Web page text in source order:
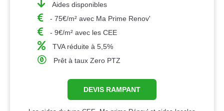
Aides disponibles
- 75€/m² avec Ma Prime Renov'
- 9€/m² avec les CEE
TVA réduite à 5,5%
Prêt à taux Zero PTZ
DEVIS RAMPANT